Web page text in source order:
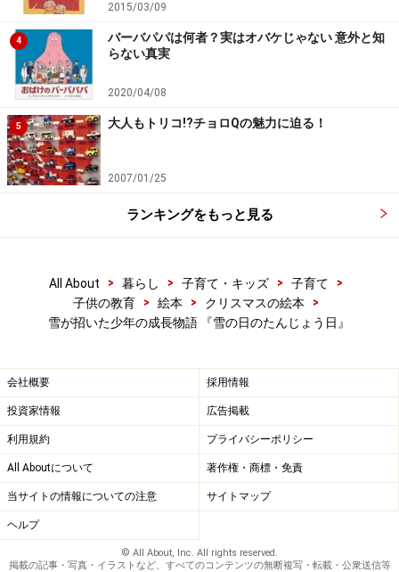
2015/03/09
4
バーバパパは何者？実はオバケじゃない 意外と知
らない真実
2020/04/08
5 大人もトリコ!?チョロQの魅力に迫る！
2007/01/25
ランキングをもっと見る
All About > 暮らし > 子育て・キッズ > 子育て
>
子供の教育
> 絵本 > クリスマスの絵本
>
雪が招いた少年の成長物語 『雪の日のたんじょう日』
会社概要 採用情報
投資家情報 広告掲載
利用規約 プライバシーポリシー
All Aboutについて 著作権・商標・免責
当サイトの情報についての注意 サイトマップ
ヘルプ
© All About, Inc. All rights reserved.
掲載の記事・写真・イラストなど、すべてのコンテンツの無断複写・転載・公衆送信等